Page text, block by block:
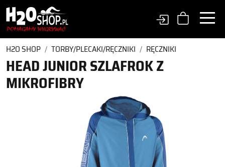
H2O SHOP TORBY/PLECAKI/RĘCZNIKI RĘCZNIKI
HEAD JUNIOR SZLAFROK Z
MIKROFIBRY